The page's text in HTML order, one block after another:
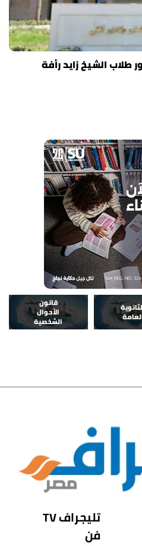
طلاب الشيخ زايد رأفة
قانون
الأحوال
الشخصية
تليجراف TV
فن